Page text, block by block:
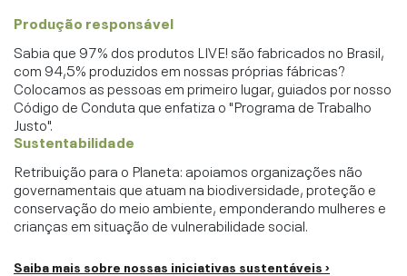
Produção responsável
Sabia que 97% dos produtos LIVE! são fabricados no Brasil,
com 94,5% produzidos em nossas próprias fábricas?
Colocamos as pessoas em primeiro lugar, guiados por nosso
Código de Conduta que enfatiza o "Programa de Trabalho
Justo".
Sustentabilidade
Retribuição para o Planeta: apoiamos organizações não
governamentais que atuam na biodiversidade, proteção e
conservação do meio ambiente, emponderando mulheres e
crianças em situação de vulnerabilidade social.
Saiba mais sobre nossas iniciativas sustentáveis ›